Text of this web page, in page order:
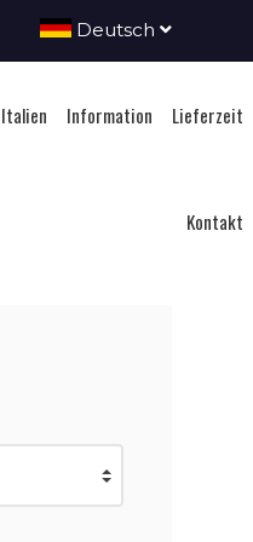
Deutsch
Italien Information Lieferzeit
Kontakt